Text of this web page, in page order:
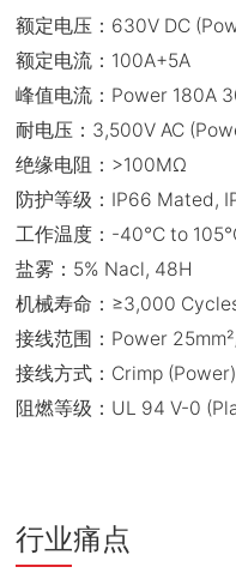
额定电压：630V DC
额定电流：100A+5A
峰值电流：Power 180A
耐电压：3,500V AC
绝缘电阻：>100MΩ
防护等级：IP66 Mated,
工作温度：-40°C to
盐雾：5% Nacl, 48H
机械寿命：≥3,000
接线范围：Power
接线方式：Crimp
阻燃等级：UL 94 V-0
行业痛点